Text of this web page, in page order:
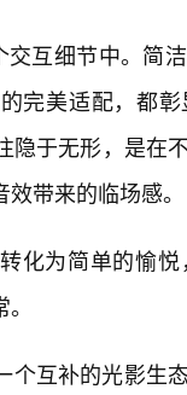
交互细节中。简
完美适配，都
隐于无形，是在
带来的临场感。
化为简单的愉
个互补的光影生